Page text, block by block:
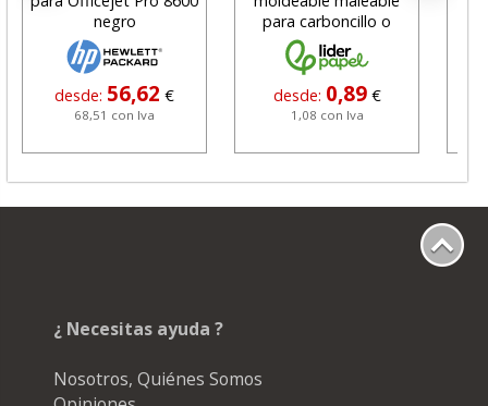
negro
desde: 56,62 €
68,51 con Iva
para carboncillo o
grafito
desde: 0,89 €
1,08 con Iva
¿ Necesitas ayuda ?
Nosotros, Quiénes Somos